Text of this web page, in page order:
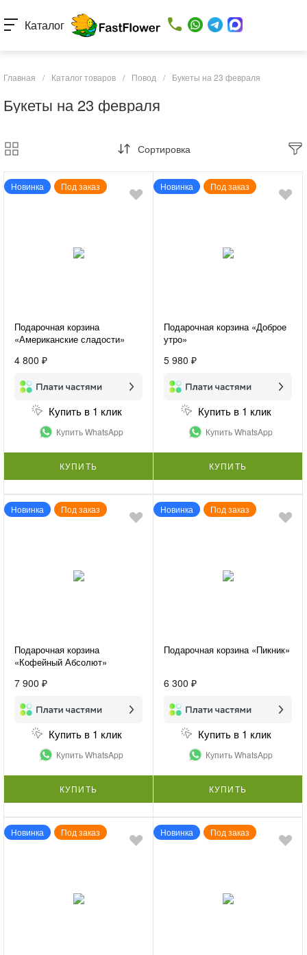
Каталог
Главная / Каталог товаров / Повод / Букеты на 23 февраля
Букеты на 23 февраля
Сортировка
Новинка Под заказ
Подарочная корзина
«Американские сладости»
4 800 ₽
Купить в 1 клик
Купить WhatsApp
КУПИТЬ
Новинка Под заказ
Подарочная корзина «Доброе
утро»
5 980 ₽
Купить в 1 клик
Купить WhatsApp
КУПИТЬ
Новинка Под заказ
Подарочная корзина
«Кофейный Абсолют»
7 900 ₽
Купить в 1 клик
Купить WhatsApp
КУПИТЬ
Новинка Под заказ
Подарочная корзина «Пикник»
6 300 ₽
Купить в 1 клик
Купить WhatsApp
КУПИТЬ
Новинка Под заказ Новинка Под заказ